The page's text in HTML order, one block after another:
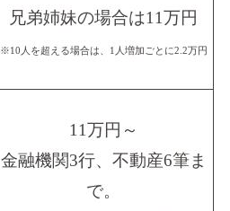
兄弟姉妹の場合は11万円
※10人を超える場合は、1人増加ごとに2.2万円
11万円～
金融機関3行、不動産6筆ま
で。